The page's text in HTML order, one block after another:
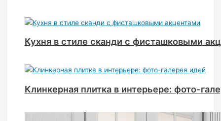
Кухня в стиле сканди с фисташковыми
Клинкерная плитка в интерьере: фото-